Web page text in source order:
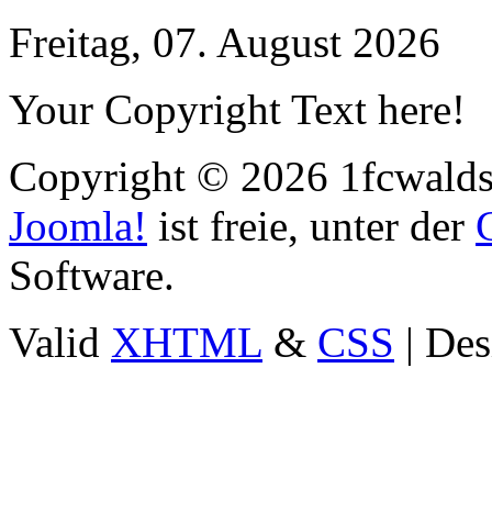
Freitag, 07. August 2026
Your Copyright Text here!
Copyright © 2026
Joomla! ist freie, unter der
Software.
Valid XHTML & CSS |